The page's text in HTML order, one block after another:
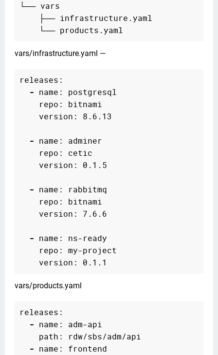
└── vars
    ├── infrastructure.yaml
vars/infrastructure.yaml —
releases:
- name: postgresql
    repo: bitnami
    version: 8.6.13
- name: adminer
    repo: cetic
    version: 0.1.5
- name: rabbitmq
    repo: bitnami
    version: 7.6.6
- name: ns-ready
    repo: my-project
vars/products.yaml
releases:
- name: adm-api
    path: rdw/sbs/adm/api
- name: frontend